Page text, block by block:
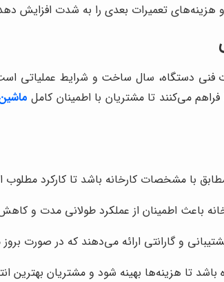
تعمیرات بعدی را به شدت افزایش
فنی دستگاه، سال ساخت و شرایط عملیاتی
فراهم می‌کنند تا مشتریان با اطمینان کامل
با مشخصات کارخانه باشد تا کارکرد مطلوب
باعث اطمینان از عملکرد طولانی مدت و
و گارانتی ارائه می‌دهند که در صورت
تا هزینه‌ها بهینه شود و مشتریان بهترین